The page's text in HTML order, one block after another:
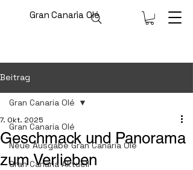
Gran Canaria Olé
Beitrag
Gran Canaria Olé
Neue Ausgabe Gran Canaria Olé
Gran Canaria Aktuell
Gran Canaria Olé
Geschmack und Panorama
zum Verlieben
7. Okt. 2025